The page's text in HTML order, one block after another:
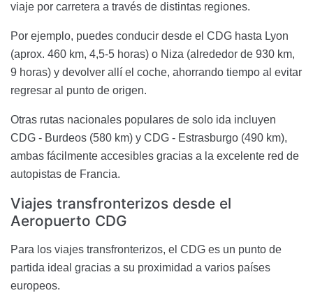
viaje por carretera a través de distintas regiones.
Por ejemplo, puedes conducir desde el CDG hasta Lyon
(aprox. 460 km, 4,5-5 horas) o Niza (alrededor de 930 km,
9 horas) y devolver allí el coche, ahorrando tiempo al evitar
regresar al punto de origen.
Otras rutas nacionales populares de solo ida incluyen
CDG - Burdeos (580 km) y CDG - Estrasburgo (490 km),
ambas fácilmente accesibles gracias a la excelente red de
autopistas de Francia.
Viajes transfronterizos desde el
Aeropuerto CDG
Para los viajes transfronterizos, el CDG es un punto de
partida ideal gracias a su proximidad a varios países
europeos.